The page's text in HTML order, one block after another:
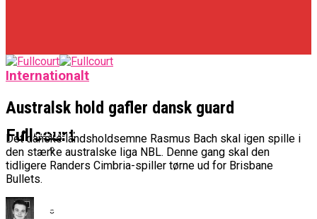
Fullcourt
Basketligaen
NBA
Internationalt
Australsk hold gafler dansk guard
Det danske landsholdsemne Rasmus Bach skal igen spille i
den stærke australske liga NBL. Denne gang skal den
tidligere Randers Cimbria-spiller tørne ud for Brisbane
Bullets.